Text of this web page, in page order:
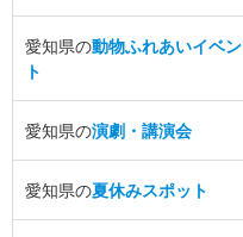
愛知県の動物ふれあいイベン
ト
愛知県の演劇・講演会
愛知県の夏休みスポット